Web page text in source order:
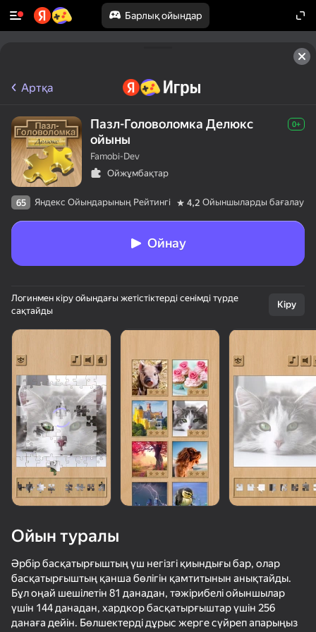
Барлық ойындар
Быстрый и Толстый
Супер Стрелка: Поехали!
Неоновый Попрыгунчик
Вордис
56
Артқа
Пазл-Головоломка Делюкс
ойыны
0+
Famobi-Dev
Ойжұмбақтар
65 Яндекс Ойындарының Рейтингі 4,2 Ойыншыларды бағалау
Ойнау
Логинмен кіру ойындағы жетістіктерді сенімді түрде
сақтайды
Кіру
Ойын туралы
Әрбір басқатырғыштың үш негізгі қиындығы бар, олар
басқатырғыштың қанша бөлігін қамтитынын анықтайды.
Бұл оңай шешілетін 81 данадан, тәжірибелі ойыншылар
үшін 144 данадан, хардкор басқатырғыштар үшін 256
данаға дейін. Бөлшектерді дұрыс жерге сүйреп апарыңыз